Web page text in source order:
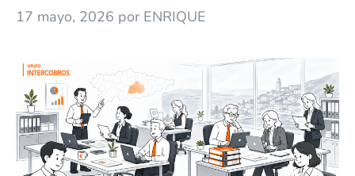
17 mayo, 2026 por ENRIQUE